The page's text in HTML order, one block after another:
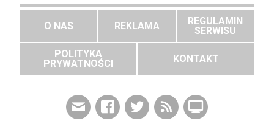
O NAS REKLAMA
REGULAMIN
SERWISU
POLITYKA
PRYWATNOŚCI
KONTAKT